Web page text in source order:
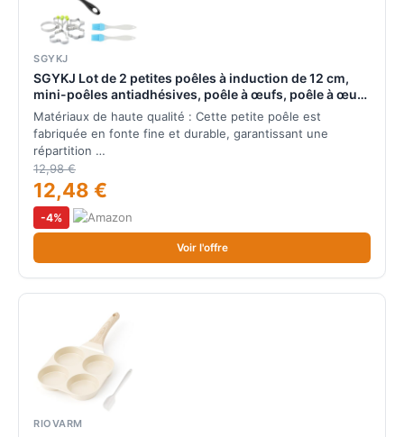
SGYKJ
SGYKJ Lot de 2 petites poêles à induction de 12 cm,
mini-poêles antiadhésives, poêle à œufs, poêle à œufs
au plat, marmite de cuisson résistante à la chaleur, 2
pinceaux à huile
Matériaux de haute qualité : Cette petite poêle est
fabriquée en fonte fine et durable, garantissant une
répartition …
12,98 €
12,48 €
-4%
Voir l'offre
RIOVARM